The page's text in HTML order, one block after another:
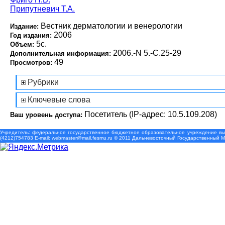
Припутневич Т.А.
Издание: Вестник дерматологии и венерологии
Год издания: 2006
Объем: 5с.
Дополнительная информация: 2006.-N 5.-С.25-29
Просмотров: 49
Рубрики
Ключевые слова
Ваш уровень доступа: Посетитель (IP-адрес: 10.5.109.208)
Учредитель: федеральное государственное бюджетное образовательное учреждение
(4212)754783 Е-mail: webmaster@mail.fesmu.ru © 2011 Дальневосточный Государственный